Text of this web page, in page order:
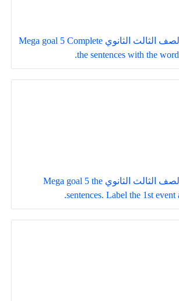
حل كتاب نشاط الصف الثالث الثانوي Mega goal 5 Complete
the sentences with the
حل كتاب نشاط الصف الثالث الثانوي Mega goal 5 the
sentences. Label the 1st event